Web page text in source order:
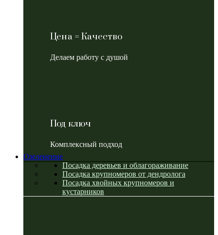
Цена = Качество
Делаем работу с душой
Под ключ
Комплексный подход
Озеленение
Посадка деревьев и облагораживание
Посадка крупномеров от дендролога
Посадка хвойных крупномеров и
кустарников